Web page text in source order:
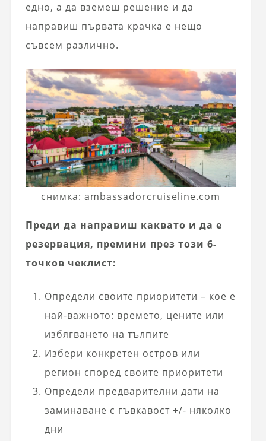
едно, а да вземеш решение и да
направиш първата крачка е нещо
съвсем различно.
снимка: ambassadorcruiseline.com
Преди да направиш каквато и да е
резервация, премини през този 6-
точков чеклист:
Определи своите приоритети – кое е
най-важното: времето, цените или
избягването на тълпите
Избери конкретен остров или
регион според своите приоритети
Определи предварителни дати на
заминаване с гъвкавост +/- няколко
дни